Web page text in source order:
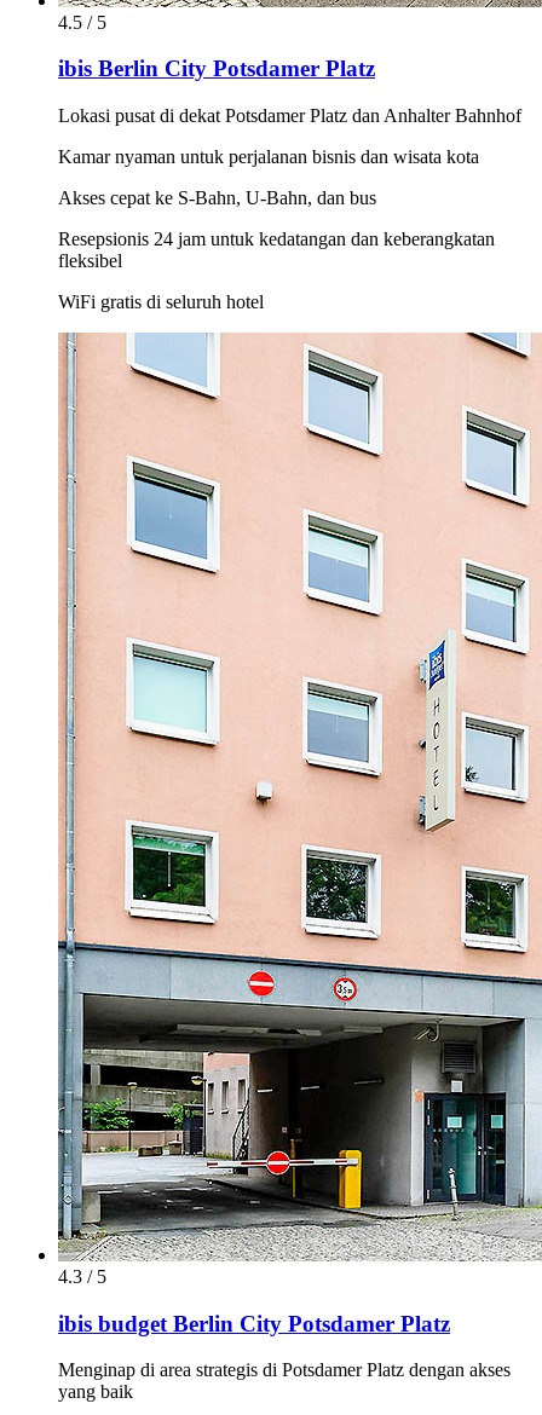
4.5 / 5
ibis Berlin City Potsdamer Platz
Lokasi pusat di dekat Potsdamer Platz dan Anhalter Bahnhof
Kamar nyaman untuk perjalanan bisnis dan wisata kota
Akses cepat ke S-Bahn, U-Bahn, dan bus
Resepsionis 24 jam untuk kedatangan dan keberangkatan
fleksibel
WiFi gratis di seluruh hotel
4.3 / 5
ibis budget Berlin City Potsdamer Platz
Menginap di area strategis di Potsdamer Platz dengan akses
yang baik